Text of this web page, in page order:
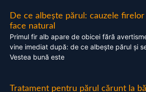
De ce albește părul: cauzele
face natural
Primul fir alb apare de obicei fără
vine imediat după: de ce albește părul și
Vestea bună este
Tratament pentru părul cărunt la